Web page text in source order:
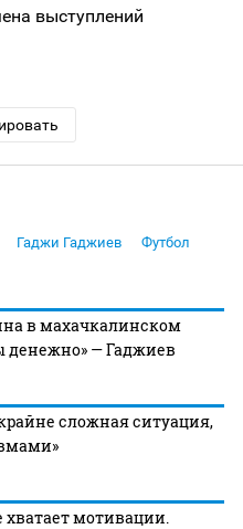
выступлений
Гаджи Гаджиев
Футбол
в махачкалинском
— Гаджиев
сложная ситуация,
хватает мотивации.